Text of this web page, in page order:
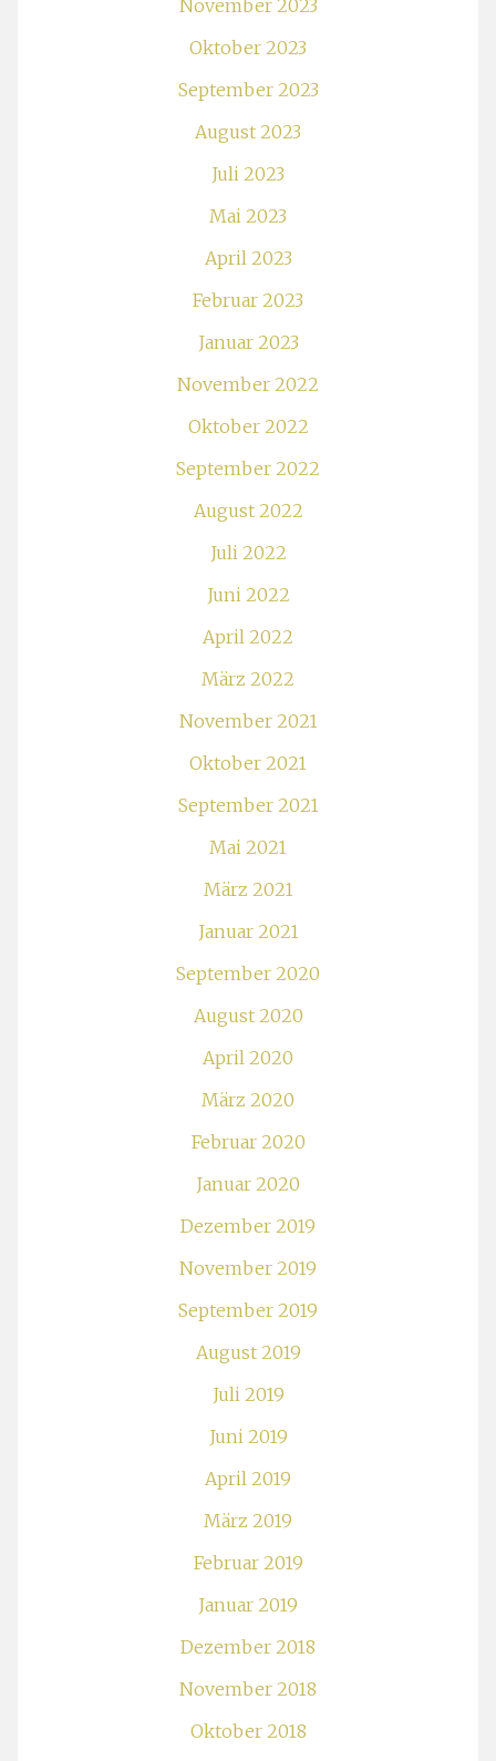
November 2023
Oktober 2023
September 2023
August 2023
Juli 2023
Mai 2023
April 2023
Februar 2023
Januar 2023
November 2022
Oktober 2022
September 2022
August 2022
Juli 2022
Juni 2022
April 2022
März 2022
November 2021
Oktober 2021
September 2021
Mai 2021
März 2021
Januar 2021
September 2020
August 2020
April 2020
März 2020
Februar 2020
Januar 2020
Dezember 2019
November 2019
September 2019
August 2019
Juli 2019
Juni 2019
April 2019
März 2019
Februar 2019
Januar 2019
Dezember 2018
November 2018
Oktober 2018